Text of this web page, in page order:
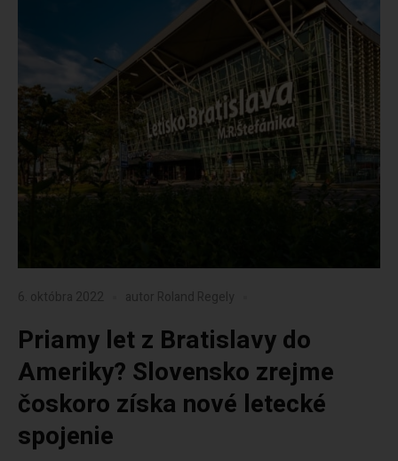
6. októbra 2022 autor Roland Regely
Priamy let z Bratislavy do
Ameriky? Slovensko zrejme
čoskoro získa nové letecké
spojenie